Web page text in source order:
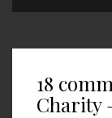
g
18
Charity